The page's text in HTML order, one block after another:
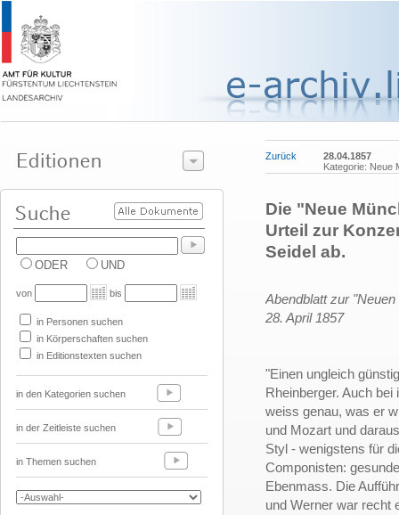
ODER UND
von bis
in Personen suchen
in Körperschaften suchen
in Editionstexten suchen
in den Kategorien suchen
in der Zeitleiste suchen
in Themen suchen
Zurück
28.04.1857
Kategorie: Neue
Die "Neue
Urteil zur
Seidel ab.
Abendblatt zur
28. April 1857
"Einen ungleich
Rheinberger. Auch
weiss genau, was er
und Mozart und
Styl - wenigstens für
Componisten:
Ebenmass. Die
und Werner war recht